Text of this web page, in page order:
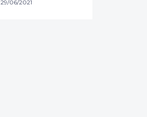
29/06/2021